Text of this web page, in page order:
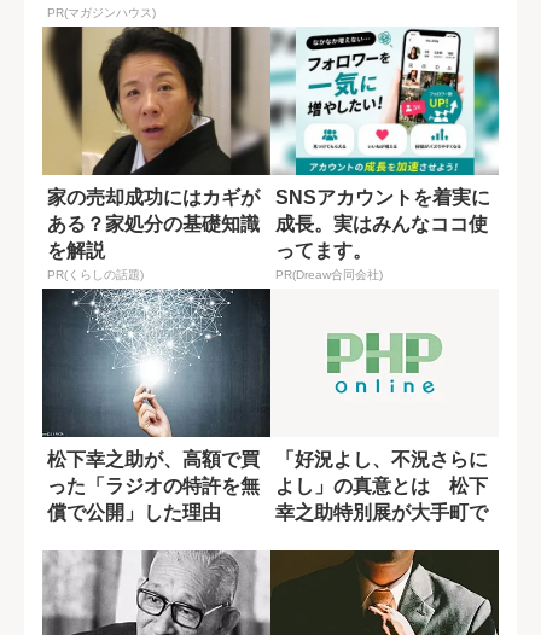
PR(マガジンハウス)
家の売却成功にはカギが
ある？家処分の基礎知識
を解説
PR(くらしの話題)
SNSアカウントを着実に
成長。実はみんなココ使
ってます。
PR(Dreaw合同会社)
松下幸之助が、高額で買
った「ラジオの特許を無
償で公開」した理由
「好況よし、不況さらに
よし」の真意とは 松下
幸之助特別展が大手町で